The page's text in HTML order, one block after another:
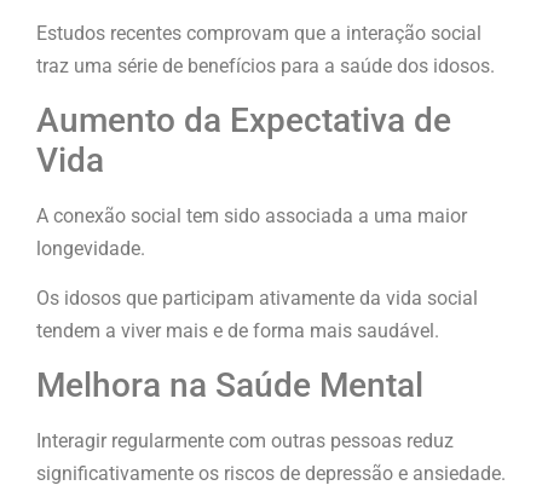
Estudos recentes comprovam que a interação social
traz uma série de benefícios para a saúde dos idosos.
Aumento da Expectativa de
Vida
A conexão social tem sido associada a uma maior
longevidade.
Os idosos que participam ativamente da vida social
tendem a viver mais e de forma mais saudável.
Melhora na Saúde Mental
Interagir regularmente com outras pessoas reduz
significativamente os riscos de depressão e ansiedade.